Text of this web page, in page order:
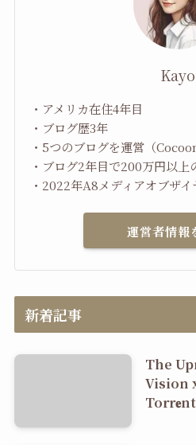
Kayo
・アメリカ在住4年目
・ブログ歴3年
・5つのブログを運営（
・ブログ2年目で200万円以上
・2022年A8メディアオブザイ
運営者情報
新着記事
The
Vision
Torr𝐞nt